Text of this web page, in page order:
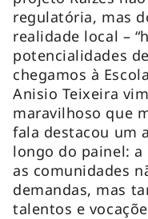
regulatória, mas
realidade local –
potencialidades
chegamos à
Anisio Teixeira
maravilhoso que
fala destacou um
longo do painel:
as comunidades
demandas, mas
talentos e